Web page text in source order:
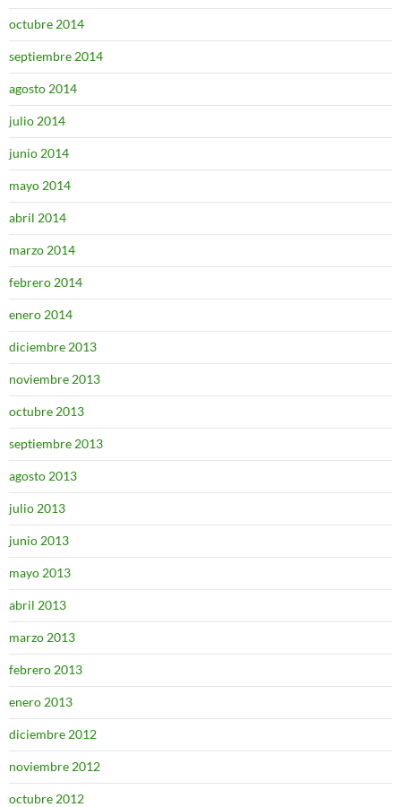
octubre 2014
septiembre 2014
agosto 2014
julio 2014
junio 2014
mayo 2014
abril 2014
marzo 2014
febrero 2014
enero 2014
diciembre 2013
noviembre 2013
octubre 2013
septiembre 2013
agosto 2013
julio 2013
junio 2013
mayo 2013
abril 2013
marzo 2013
febrero 2013
enero 2013
diciembre 2012
noviembre 2012
octubre 2012